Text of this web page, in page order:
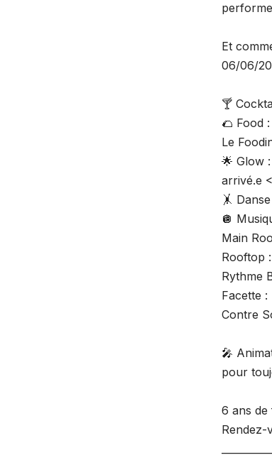
Et
06/06/
🍸
🌮 Food
Le
🌟 Glow
arrivé.e
🤸
🪩
Main
Rooftop
Rythme
Facette
Contre
🎤
pour
6 ans de
Rendez-